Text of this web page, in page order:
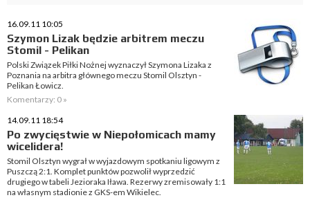
16.09.11 10:05
Szymon Lizak będzie arbitrem meczu
Stomil - Pelikan
Polski Związek Piłki Nożnej wyznaczył Szymona Lizaka z
Poznania na arbitra głównego meczu Stomil Olsztyn -
Pelikan Łowicz.
Komentarzy: 0 »
14.09.11 18:54
Po zwycięstwie w Niepołomicach mamy
wicelidera!
Stomil Olsztyn wygrał w wyjazdowym spotkaniu ligowym z
Puszczą 2:1. Komplet punktów pozwolił wyprzedzić
drugiego w tabeli Jezioraka Iława. Rezerwy zremisowały 1:1
na własnym stadionie z GKS-em Wikielec.